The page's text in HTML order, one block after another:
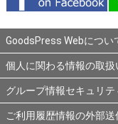
GoodsPress Webについ
個人に関わる情報の取扱
グループ情報セキュリテ
ご利用履歴情報の外部送